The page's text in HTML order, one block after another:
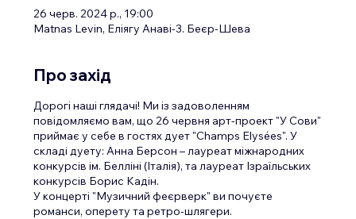
26 черв. 2024 р., 19:00
Matnas Levin, Еліягу Анаві-3. Беєр-Шева
Про захід
Дорогі наші глядачі! Ми із задоволенням
повідомляємо вам, що 26 червня арт-проект "У Сови"
приймає у себе в гостях дует "Сhamps Еlysées". У
складі дуету: Анна Берсон – лауреат міжнародних
конкурсів ім. Белліні (Італія), та лауреат Ізраїльських
конкурсів Борис Кадін.
У концерті "Музичний феєрверк" ви почуєте
романси, оперету та ретро-шлягери.